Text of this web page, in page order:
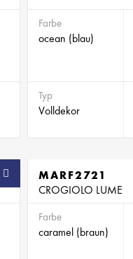
Farbe
ocean (blau)
Typ
Volldekor
MARF2721
CROGIOLO LUME
Farbe
caramel (braun)